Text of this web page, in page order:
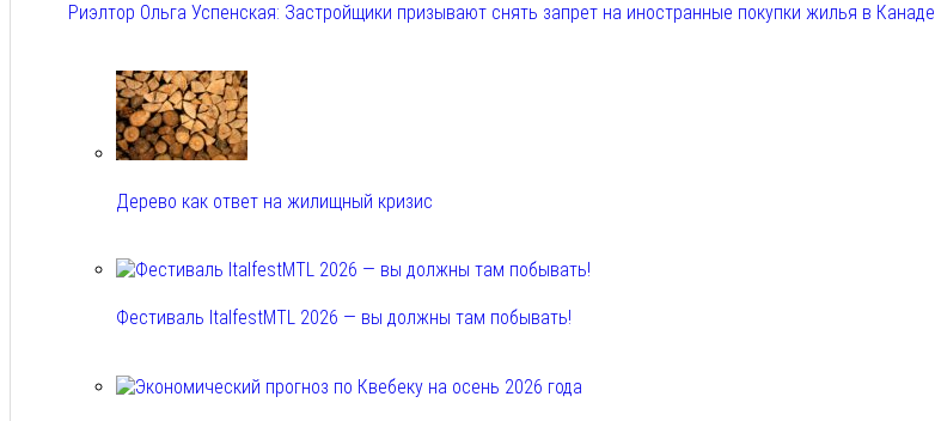
Риэлтор Ольга Успенская: Застройщики призывают снять запрет на иностранные покупки жилья в Канаде
Дерево как ответ на жилищный кризис
Фестиваль ItalfestMTL 2026 — вы должны там побывать!